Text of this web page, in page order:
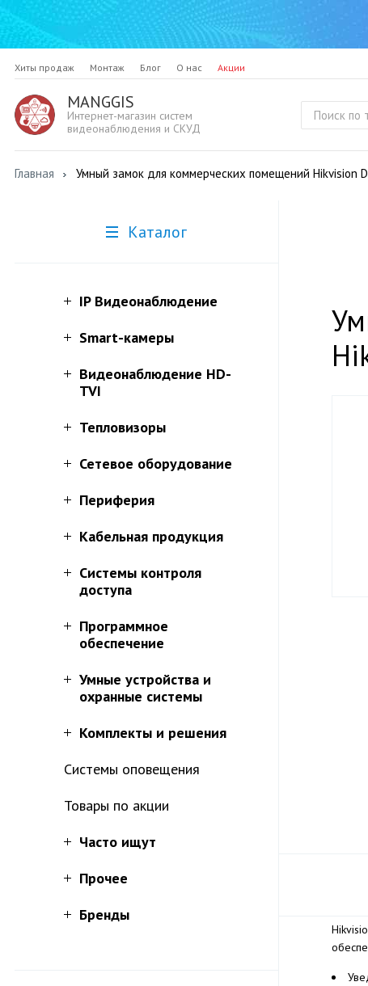
Хиты продаж Монтаж Блог О нас Акции
MANGGIS
Интернет-магазин систем
видеонаблюдения и СКУД
Главная Умный замок для коммерческих помещений Hikvision
Каталог
IP Видеонаблюдение
Smart-камеры
Видеонаблюдение HD-
TVI
Тепловизоры
Сетевое оборудование
Периферия
Кабельная продукция
Системы контроля
доступа
Программное
обеспечение
Умные устройства и
охранные системы
Комплекты и решения
Системы оповещения
Товары по акции
Часто ищут
Прочее
Бренды